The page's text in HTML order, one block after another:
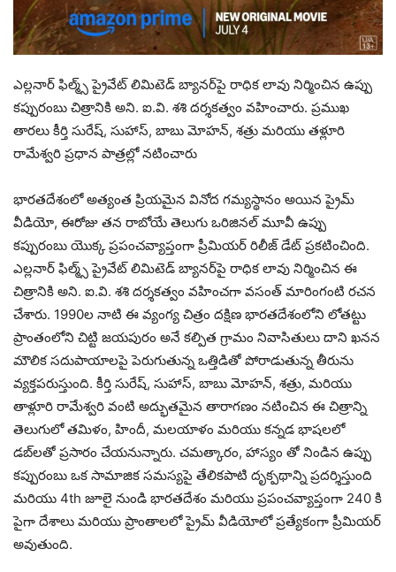
ఎల్లనార్ ఫిల్మ్స్ ప్రైవేట్ లిమిటెడ్ బ్యానర్‌పై రాధిక లావు నిర్మించిన ఉప్పు
కప్పురంబు చిత్రానికి అని. ఐ.వి. శశి దర్శకత్వం వహించారు. ప్రముఖ
తారలు కీర్తి సురేష్, సుహాస్, బాబు మోహన్, శత్రు మరియు తళ్లూరి
రామేశ్వరి ప్రధాన పాత్రల్లో నటించారు
భారతదేశంలో అత్యంత ప్రియమైన వినోద గమ్యస్థానం అయిన ప్రైమ్
వీడియో, ఈరోజు తన రాబోయే తెలుగు ఒరిజినల్ మూవీ ఉప్పు
కప్పురంబు యొక్క ప్రపంచవ్యాప్తంగా ప్రీమియర్ రిలీజ్ డేట్ ప్రకటించింది.
ఎల్లనార్ ఫిల్మ్స్ ప్రైవేట్ లిమిటెడ్ బ్యానర్‌పై రాధిక లావు నిర్మించిన ఈ
చిత్రానికి అని. ఐ.వి. శశి దర్శకత్వం వహించగా వసంత్ మారింగంటి రచన
చేశారు. 1990ల నాటి ఈ వ్యంగ్య చిత్రం దక్షిణ భారతదేశంలోని లోతట్టు
ప్రాంతంలోని చిట్టి జయపురం అనే కల్పిత గ్రామం నివాసితులు దాని ఖనన
మౌలిక సదుపాయాలపై పెరుగుతున్న ఒత్తిడితో పోరాడుతున్న తీరును
వ్యక్తపరుస్తుంది. కీర్తి సురేష్, సుహాస్, బాబు మోహన్, శత్రు, మరియు
తాళ్లూరి రామేశ్వరి వంటి అద్భుతమైన తారాగణం నటించిన ఈ చిత్రాన్ని
తెలుగులో తమిళం, హిందీ, మలయాళం మరియు కన్నడ భాషలలో
డబ్‌లతో ప్రసారం చేయనున్నారు. చమత్కారం, హాస్యం తో నిండిన ఉప్పు
కప్పురంబు ఒక సామాజిక సమస్యపై తేలికపాటి దృక్పథాన్ని ప్రదర్శిస్తుంది
మరియు 4th జూలై నుండి భారతదేశం మరియు ప్రపంచవ్యాప్తంగా 240 కి
పైగా దేశాలు మరియు ప్రాంతాలలో ప్రైమ్ వీడియోలో ప్రత్యేకంగా ప్రీమియర్
అవుతుంది.